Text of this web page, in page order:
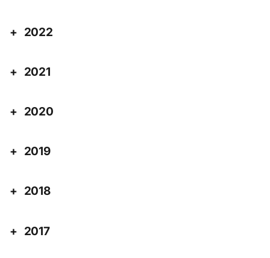
2022
2021
2020
2019
2018
2017